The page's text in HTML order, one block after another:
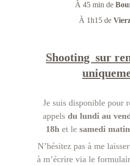
À 45 min de
À 1h15 de
Shooting  sur
Je suis disponible pour
appels du lundi au
18h et le samedi
N’hésitez pas à me
à m’écrire via le